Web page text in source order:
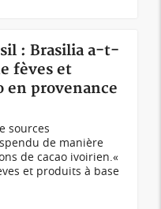
: Brasilia a-t-
fèves et
en provenance
sources
de manière
de cacao ivoirien.«
et produits à base